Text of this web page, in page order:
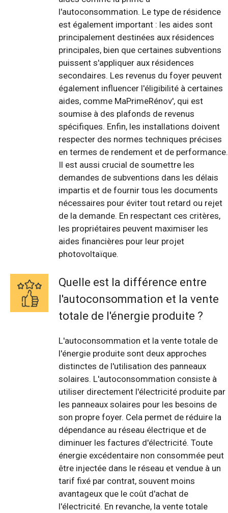
l'autoconsommation. Le type de résidence
est également important : les aides sont
principalement destinées aux résidences
principales, bien que certaines subventions
puissent s'appliquer aux résidences
secondaires. Les revenus du foyer peuvent
également influencer l'éligibilité à certaines
aides, comme MaPrimeRénov', qui est
soumise à des plafonds de revenus
spécifiques. Enfin, les installations doivent
respecter des normes techniques précises
en termes de rendement et de performance.
Il est aussi crucial de soumettre les
demandes de subventions dans les délais
impartis et de fournir tous les documents
nécessaires pour éviter tout retard ou rejet
de la demande. En respectant ces critères,
les propriétaires peuvent maximiser les
aides financières pour leur projet
photovoltaïque.
Quelle est la différence entre
l'autoconsommation et la vente
totale de l'énergie produite ?
L'autoconsommation et la vente totale de
l'énergie produite sont deux approches
distinctes de l'utilisation des panneaux
solaires. L'autoconsommation consiste à
utiliser directement l'électricité produite par
les panneaux solaires pour les besoins de
son propre foyer. Cela permet de réduire la
dépendance au réseau électrique et de
diminuer les factures d'électricité. Toute
énergie excédentaire non consommée peut
être injectée dans le réseau et vendue à un
tarif fixé par contrat, souvent moins
avantageux que le coût d'achat de
l'électricité. En revanche, la vente totale